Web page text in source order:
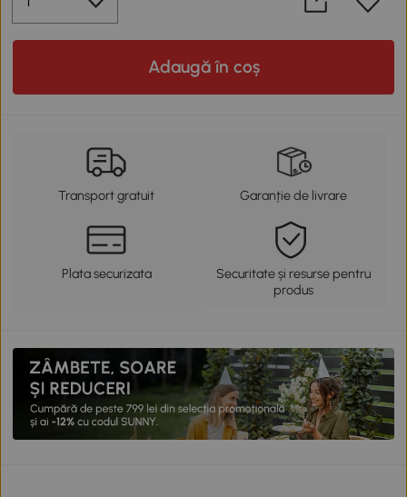
Adaugă în coș
Transport gratuit Garanție de livrare
Plata securizata
Securitate și resurse pentru
produs